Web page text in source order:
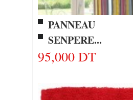
PANNEAU
SENPERE...
95,000 DT